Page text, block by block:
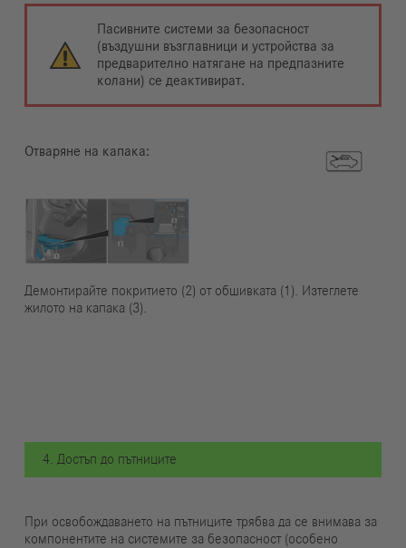
Пасивните системи за безопасност
(въздушни възглавници и устройства за
предварително натягане на предпазните
колани) се деактивират.
Отваряне на капака:
Демонтирайте покритието (2) от обшивката (1). Изтеглете
жилото на капака (3).
4. Достъп до пътниците
При освобождаването на пътниците трябва да се внимава за
компонентите на системите за безопасност (особено